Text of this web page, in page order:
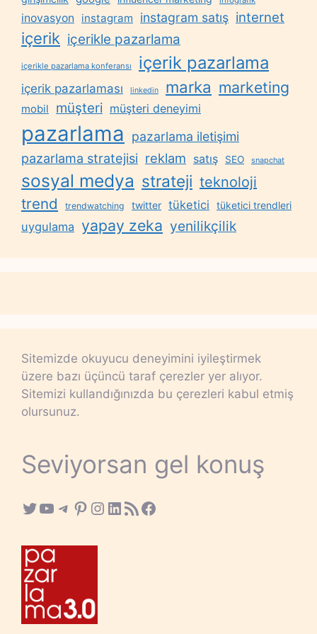
inovasyon instagram instagram satış internet
içerik içerikle pazarlama
içerikle pazarlama konferansı içerik pazarlama
içerik pazarlaması linkedin marka marketing
mobil müşteri müşteri deneyimi
pazarlama
pazarlama iletişimi
pazarlama stratejisi reklam satış SEO snapchat
sosyal medya strateji teknoloji
trend trendwatching twitter tüketici tüketici trendleri
uygulama yapay zeka yenilikçilik
Sitemizde okuyucu deneyimini iyileştirmek
üzere bazı üçüncü taraf çerezler yer alıyor.
Sitemizi kullandığınızda bu çerezleri kabul etmiş
olursunuz.
Seviyorsan gel konuş
Twitter
YouTube
Telegram
Pinterest
Instagram
LinkedIn
RSS FeedFacebook